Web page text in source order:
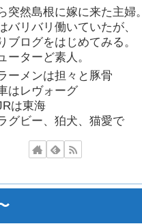
突然島根に嫁に来た主婦。
バリバリ働いていたが、
ブログをはじめてみる。
ーターど素人。
ーメンは担々と豚骨
はレヴォーグ
は東海
グビー、狛犬、猫愛で